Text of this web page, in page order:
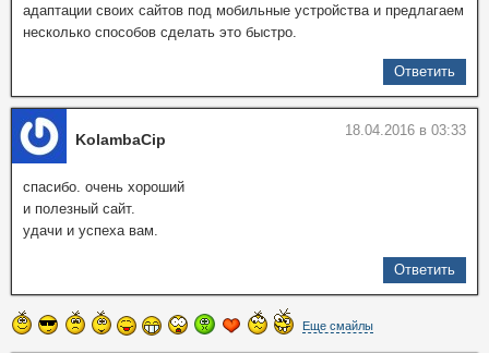
адаптации своих сайтов под мобильные устройства и предлагаем
несколько способов сделать это быстро.
Ответить
KolambaCip
18.04.2016 в 03:33
спасибо. очень хороший
и полезный сайт.
удачи и успеха вам.
Ответить
Еще смайлы